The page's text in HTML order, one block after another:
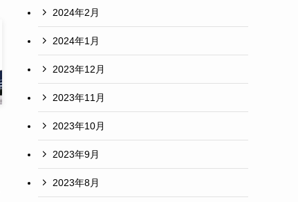
2024年2月
2024年1月
2023年12月
2023年11月
2023年10月
2023年9月
2023年8月